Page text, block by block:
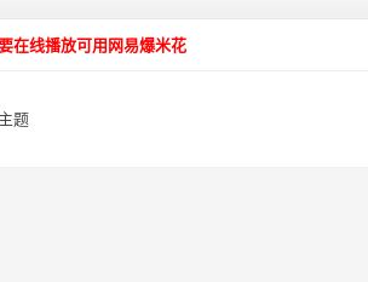
在线播放可用网易爆米花
题